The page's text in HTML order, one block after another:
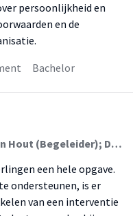
persoonlijkheid en
en de
Bachelor
Pim Dirks (Student); Marjolein van Hout (Begeleider); Dick Siesling (Begeleider)
een hele opgave.
ondersteunen, is er
van een interventie